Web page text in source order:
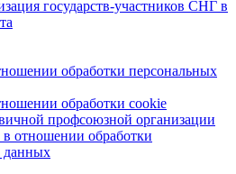
государств-участников СНГ в
обработки персональных
обработки cookie
профсоюзной организации
отношении обработки
данных